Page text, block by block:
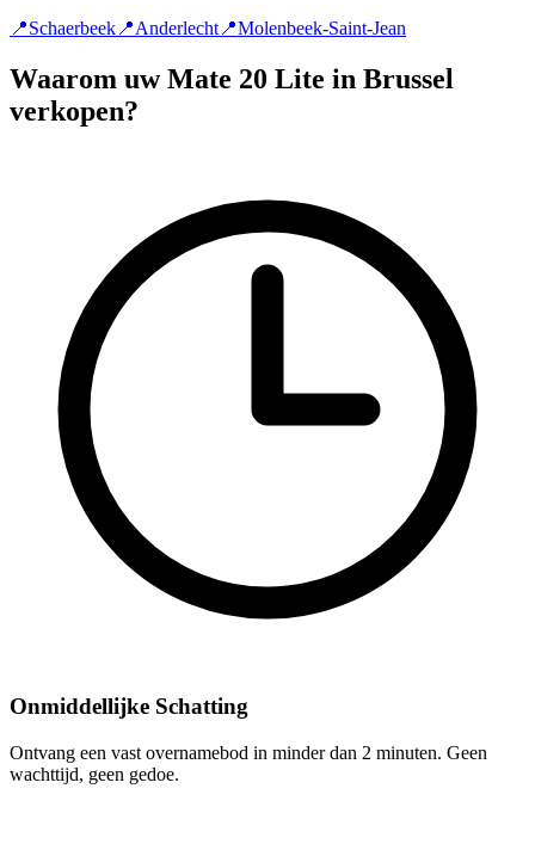
📍Schaerbeek 📍Anderlecht 📍Molenbeek-Saint-Jean
Waarom uw Mate 20 Lite in Brussel
verkopen?
Onmiddellijke Schatting
Ontvang een vast overnamebod in minder dan 2 minuten. Geen
wachttijd, geen gedoe.